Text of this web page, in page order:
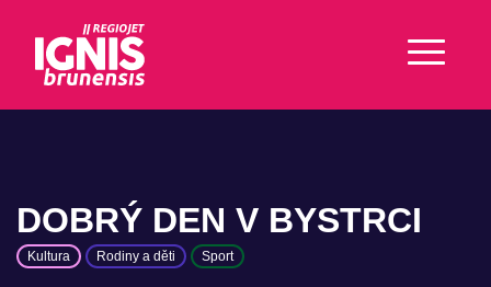
DOBRÝ DEN V BYSTRCI
Kultura Rodiny a děti Sport